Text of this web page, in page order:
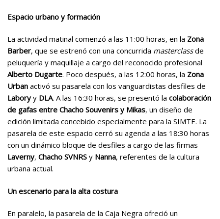
Espacio urbano y formación
La actividad matinal comenzó a las 11:00 horas, en la Zona
Barber, que se estrenó con una concurrida masterclassde
peluquería y maquillaje a cargo del reconocido profesional
Alberto Dugarte. Poco después, a las 12:00 horas, la Zona
Urban activó su pasarela con los vanguardistas desfiles de
Laboryy DLA. A las 16:30 horas, se presentó la colaboración
de gafas entre Chacho Souvenirs y Mikas, un diseño de
edición limitada concebido especialmente para la SIMTE. La
pasarela de este espacio cerró su agenda a las 18:30 horas
con un dinámico bloque de desfiles a cargo de las firmas
Laverny, Chacho SVNRS y Nanna, referentes de la cultura
urbana actual.
Un escenario para la alta costura
En paralelo, la pasarela de la Caja Negra ofreció un